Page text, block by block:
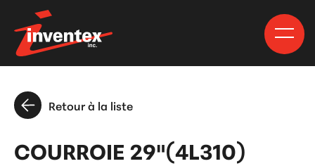
Retour à la liste
COURROIE 29"(4L310)